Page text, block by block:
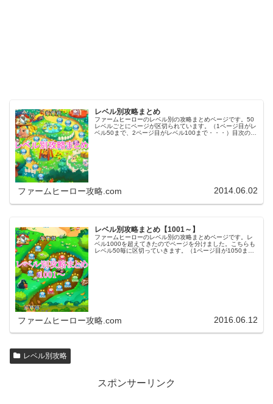
レベル別攻略まとめ
ファームヒーローのレベル別の攻略まとめページです。50
レベルごとにページが区切られています。（1ページ目がレ
ベル50まで、2ページ目がレベル100まで・・・）目次のリ
ファームヒーロー攻略.com 2014.06.02
レベル別攻略まとめ【1001～】
ファームヒーローのレベル別の攻略まとめページです。レ
ベル1000を超えてきたのでページを分けました。こちらも
レベル50毎に区切っていきます。（1ページ目が1050ま
ファームヒーロー攻略.com 2016.06.12
レベル別攻略
スポンサーリンク